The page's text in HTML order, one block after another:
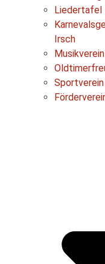
Liedertafel
Irsch